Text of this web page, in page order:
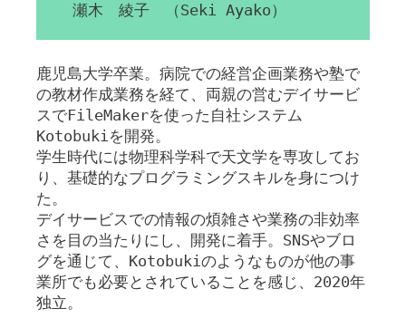
瀬木 綾子 （Seki Ayako）
鹿児島大学卒業。病院での経営企画業務や塾で
の教材作成業務を経て、両親の営むデイサービ
スでFileMakerを使った自社システム
Kotobukiを開発。
学生時代には物理科学科で天文学を専攻してお
り、基礎的なプログラミングスキルを身につけ
た。
デイサービスでの情報の煩雑さや業務の非効率
さを目の当たりにし、開発に着手。SNSやブロ
グを通じて、Kotobukiのようなものが他の事
業所でも必要とされていることを感じ、2020年
独立。